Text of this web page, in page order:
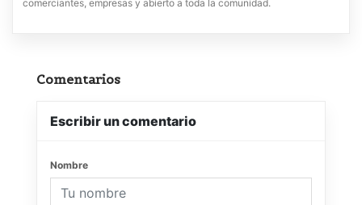
comerciantes, empresas y abierto a toda la comunidad.
Comentarios
Escribir un comentario
Nombre